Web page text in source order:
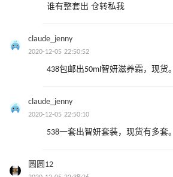
谁有整套出 仓转私我
claude_jenny
2020-12-05 22:50:52
438包邮出50ml智妍滋养霜，现货。
claude_jenny
2020-12-05 22:50:10
538一套出智妍套装，现货有多套。
圆圆12